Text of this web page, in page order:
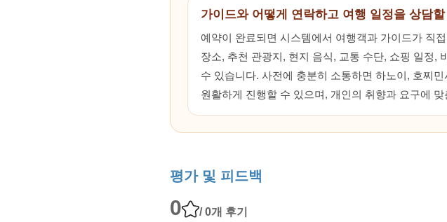
가이드와 어떻게 연락하고 여행 일정을 상담
예약이 완료되면 시스템에서 여행객과 가이드가 직
장소, 추천 관광지, 현지 음식, 교통 수단, 쇼핑 일정,
수 있습니다. 사전에 충분히 소통하면 하노이, 호찌
원활하게 진행할 수 있으며, 개인의 취향과 요구에
평가 및 피드백
0 / 0개 후기